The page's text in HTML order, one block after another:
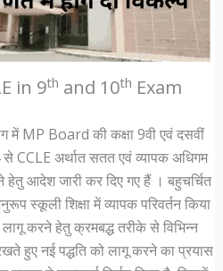
in 9th and 10th Exam
में MP Board की कक्षा 9वी एवं दसवीं
से CCLE अर्थात सतत एवं व्यापक अधिगम
हेतु आदेश जारी कर दिए गए हैं । बहुचर्चित
स्कूली शिक्षा में व्यापक परिवर्तन किया
करने हेतु क्रमबद्ध तरीके से विभिन्न
हुए नई पद्धति को लागू करने का प्रयास